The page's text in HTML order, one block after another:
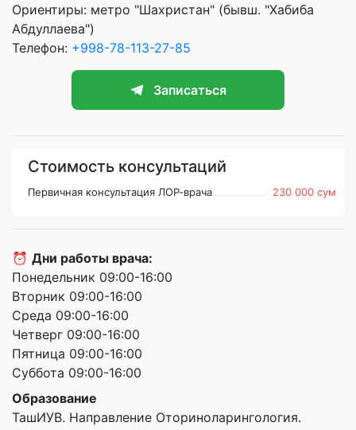
Ориентиры: метро "Шахристан" (бывш. "Хабиба
Абдуллаева")
Телефон: +998-78-113-27-85
Записаться
Стоимость консультаций
Первичная консультация ЛОР-врача 230 000 сум
⏰ Дни работы врача:
Понедельник 09:00-16:00
Вторник 09:00-16:00
Среда 09:00-16:00
Четверг 09:00-16:00
Пятница 09:00-16:00
Суббота 09:00-16:00
Образование
ТашИУВ. Направление Оториноларингология.